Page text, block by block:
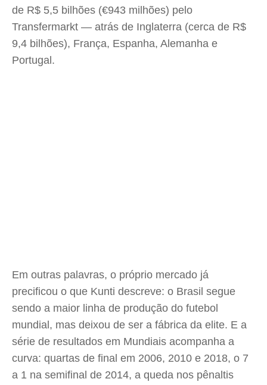
de R$ 5,5 bilhões (€943 milhões) pelo
Transfermarkt — atrás de Inglaterra (cerca de R$
9,4 bilhões), França, Espanha, Alemanha e
Portugal.
Em outras palavras, o próprio mercado já
precificou o que Kunti descreve: o Brasil segue
sendo a maior linha de produção do futebol
mundial, mas deixou de ser a fábrica da elite. E a
série de resultados em Mundiais acompanha a
curva: quartas de final em 2006, 2010 e 2018, o 7
a 1 na semifinal de 2014, a queda nos pênaltis